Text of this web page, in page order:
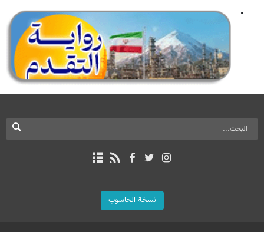
نسخة الحاسوب